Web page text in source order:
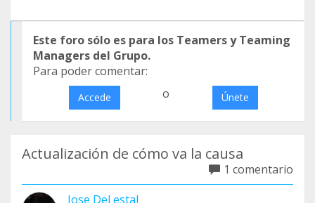
Este foro sólo es para los Teamers y Teaming
Managers del Grupo.
Para poder comentar:
Accede o Únete
Actualización de cómo va la causa
1 comentario
Jose Del estal